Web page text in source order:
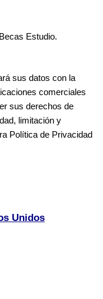
Estudio.
sus datos con la
comerciales
sus derechos de
limitación y
Política de Privacidad
Unidos